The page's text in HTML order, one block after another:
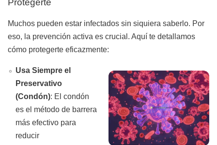
Protegerte
Muchos pueden estar infectados sin siquiera saberlo. Por
eso, la prevención activa es crucial. Aquí te detallamos
cómo protegerte eficazmente:
Usa Siempre el
Preservativo
(Condón): El condón
es el método de barrera
más efectivo para
reducir